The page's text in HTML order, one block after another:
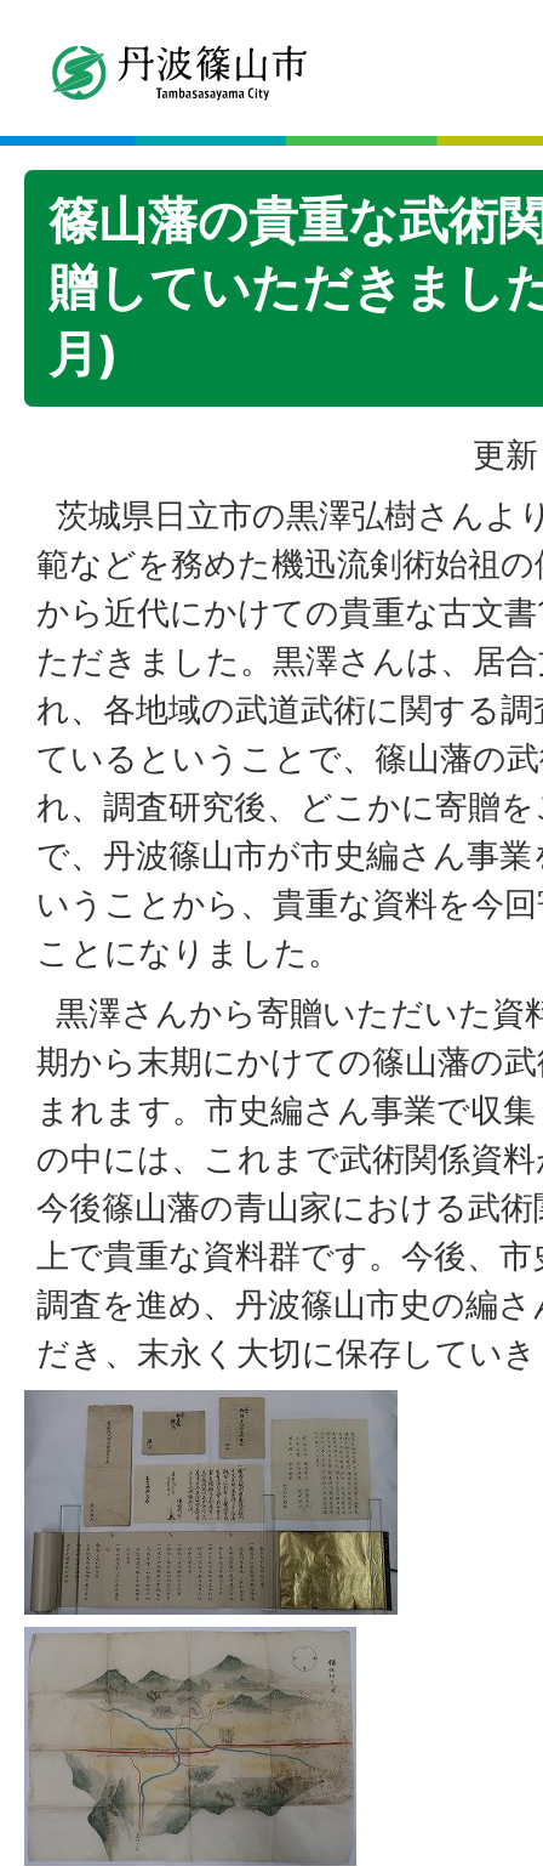
篠山藩の貴重な武術
贈していただきまし
月)
更
茨城県日立市の黒澤弘樹さんよ
範などを務めた機迅流剣術始祖
から近代にかけての貴重な古文
ただきました。黒澤さんは、居
れ、各地域の武道武術に関する
ているということで、篠山藩の
れ、調査研究後、どこかに寄贈
で、丹波篠山市が市史編さん事
いうことから、貴重な資料を今
ことになりました。
黒澤さんから寄贈いただいた資
期から末期にかけての篠山藩の
まれます。市史編さん事業で収
の中には、これまで武術関係資
今後篠山藩の青山家における武
上で貴重な資料群です。今後、
調査を進め、丹波篠山市史の編
だき、末永く大切に保存してい